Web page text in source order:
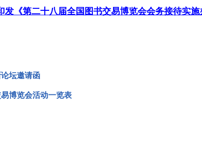
发《第二十八届全国图书交易博览会会务接待实施
坛邀请函
博览会活动一览表